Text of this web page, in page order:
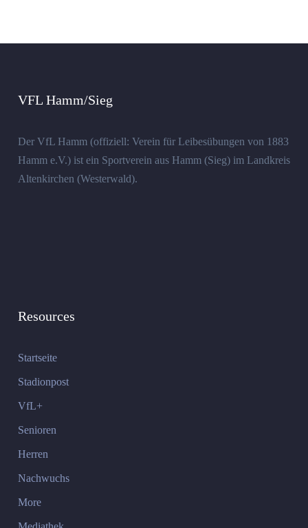
VFL Hamm/Sieg
Der VfL Hamm (offiziell: Verein für Leibesübungen von 1883
Hamm e.V.) ist ein Sportverein aus Hamm (Sieg) im Landkreis
Altenkirchen (Westerwald).
Resources
Startseite
Stadionpost
VfL+
Senioren
Herren
Nachwuchs
More